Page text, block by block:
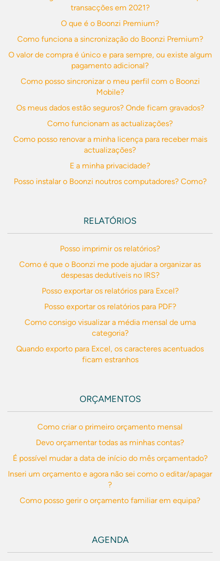
transacções em 2021?
O que é o Boonzi Premium?
Como funciona a sincronização do Boonzi Premium?
O valor de compra é único e para sempre, ou existe algum
pagamento adicional?
Como posso sincronizar o meu perfil com o Boonzi
Mobile?
Os meus dados estão seguros? Onde ficam gravados?
Como funcionam as actualizações?
Como posso renovar a minha licença para receber mais
actualizações?
E a minha privacidade?
Posso instalar o Boonzi noutros computadores? Como?
RELATÓRIOS
Posso imprimir os relatórios?
Como é que o Boonzi me pode ajudar a organizar as
despesas dedutíveis no IRS?
Posso exportar os relatórios para Excel?
Posso exportar os relatórios para PDF?
Como consigo visualizar a média mensal de uma
categoria?
Quando exporto para Excel, os caracteres acentuados
ficam estranhos
ORÇAMENTOS
Como criar o primeiro orçamento mensal
Devo orçamentar todas as minhas contas?
É possível mudar a data de início do mês orçamentado?
Inseri um orçamento e agora não sei como o editar/apagar
?
Como posso gerir o orçamento familiar em equipa?
AGENDA